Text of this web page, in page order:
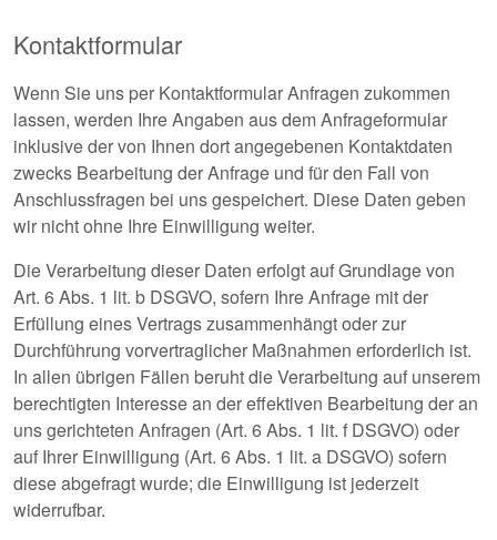
Kontaktformular
Wenn Sie uns per Kontaktformular Anfragen zukommen
lassen, werden Ihre Angaben aus dem Anfrageformular
inklusive der von Ihnen dort angegebenen Kontaktdaten
zwecks Bearbeitung der Anfrage und für den Fall von
Anschlussfragen bei uns gespeichert. Diese Daten geben
wir nicht ohne Ihre Einwilligung weiter.
Die Verarbeitung dieser Daten erfolgt auf Grundlage von
Art. 6 Abs. 1 lit. b DSGVO, sofern Ihre Anfrage mit der
Erfüllung eines Vertrags zusammenhängt oder zur
Durchführung vorvertraglicher Maßnahmen erforderlich ist.
In allen übrigen Fällen beruht die Verarbeitung auf unserem
berechtigten Interesse an der effektiven Bearbeitung der an
uns gerichteten Anfragen (Art. 6 Abs. 1 lit. f DSGVO) oder
auf Ihrer Einwilligung (Art. 6 Abs. 1 lit. a DSGVO) sofern
diese abgefragt wurde; die Einwilligung ist jederzeit
widerrufbar.